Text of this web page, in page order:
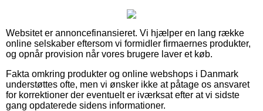
Websitet er annoncefinansieret. Vi hjælper en lang række
online selskaber eftersom vi formidler firmaernes produkter,
og opnår provision når vores brugere laver et køb.
Fakta omkring produkter og online webshops i Danmark
understøttes ofte, men vi ønsker ikke at påtage os ansvaret
for korrektioner der eventuelt er iværksat efter at vi sidste
gang opdaterede sidens informationer.